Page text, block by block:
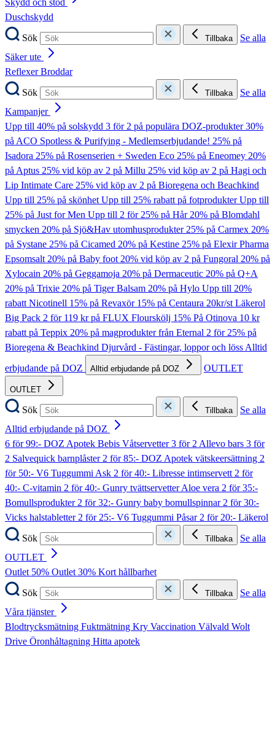
Skydd och stöd
Duschskydd
Sök
Tillbaka
Se alla
Säker ute
ReflexerBroddar
Sök
Tillbaka
Se alla
Kampanjer
Upp till 40% på solskydd 3 för 2 på populära DOZ-produkter30%
på ACO Spotless & Purifying - Medlemserbjudande! 25% på
Isadora 25% på Rosenserien + Sweden Eco 25% på Eneomey 20%
på Aptus 25% vid köp av 2 på Millu 25% vid köp av 2 på Hagi och
Lip Intimate Care 25% vid köp av 2 på Bioregena och Beachkind
Upp till 25% på skönhetUpp till 25% rabatt på fotprodukterUpp till
25% på Just for Men Upp till 2 för 25% på Hår20% på Blomdahl
smycken 20% på Sjö&Hav utomhusprodukter25% på Carmex 20%
på Systane 25% på Cicamed 20% på Kestine 25% på Elexir Pharma
Epsomsalt20% på Baby foot20% vid köp av 2 på Fungoral 20% på
Xylocain 20% på Geggamoja 20% på Dermaceutic 20% på Q+A
20% på Trixie 20% på Tiger Balsam 20% på Hylo Upp till 20%
rabatt Nicotinell 15% på Revaxör 15% på Centaura 20kr/st Läkerol
Big Pack 2 för 119 kr på FLUX Flourskölj 15% På Otinova 10 kr
rabatt på Teppix 20% på magprodukter från Eternal 2 för 25% på
Bioregena & Beachkind Djurvård - Fästingar, loppor och lössAlltid
erbjudande på DOZ
Alltid erbjudande på DOZ OUTLET
OUTLET
Sök Tillbaka
Se alla
Alltid erbjudande på DOZ
6 för 99:- DOZ Apotek Bebis Våtservetter3 för 2 Allevo bars 3 för
2 Salvequick barnplåster2 för 85:- DOZ Apotek vätskeersättning 2
för 50:- V6 Tuggummi Ask 2 för 40:- Libresse intimservett2 för
40:- C-vitamin 2 för 40:- Gunry tvättservetter Aloe vera 2 för 35:-
Bomullsprodukter2 för 32:- Gunry baby bomullspinnar2 för 30:-
Vicks halstabletter2 för 25:- V6 Tuggummi Påsar2 för 20:- Läkerol
Sök
Tillbaka
Se alla
OUTLET
Outlet 50% Outlet 30% Kort hållbarhet
Sök
Tillbaka
Se alla
Våra tjänster
Blodtrycksmätning Fuktmätning Kry Vaccination Välvald Wolt
Drive Öronhåltagning Hitta apotek